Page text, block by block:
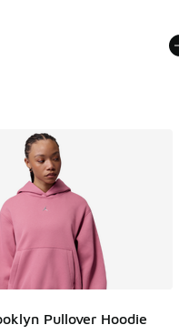
Pullover Hoodie